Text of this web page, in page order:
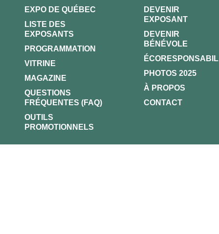
EXPO DE QUÉBEC
LISTE DES
EXPOSANTS
PROGRAMMATION
VITRINE
MAGAZINE
QUESTIONS
FRÉQUENTES (FAQ)
OUTILS
PROMOTIONNELS
DEVENIR
EXPOSANT
DEVENIR
BÉNÉVOLE
PHOTOS 2025
À PROPOS
CONTACT